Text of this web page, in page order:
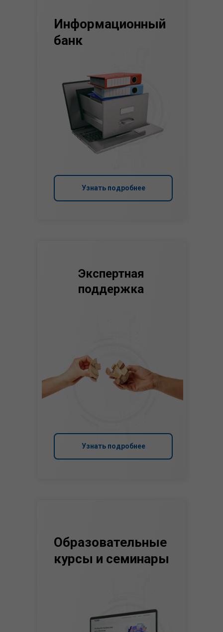
Узнать подробнее
Информационный
банк
Узнать подробнее
Экспертная
поддержка
Образовательные
курсы и семинары